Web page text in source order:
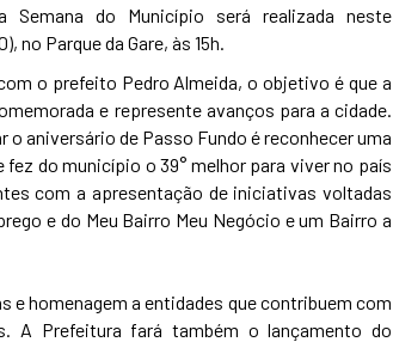
Semana do Município será realizada neste
no Parque da Gare, às 15h.
o prefeito Pedro Almeida, o objetivo é que a
e represente avanços para a cidade.
o aniversário de Passo Fundo é reconhecer uma
fez do município o 39° melhor para viver no país
com a apresentação de iniciativas voltadas
e do Meu Bairro Meu Negócio e um Bairro a
homenagem a entidades que contribuem com
A Prefeitura fará também o lançamento do